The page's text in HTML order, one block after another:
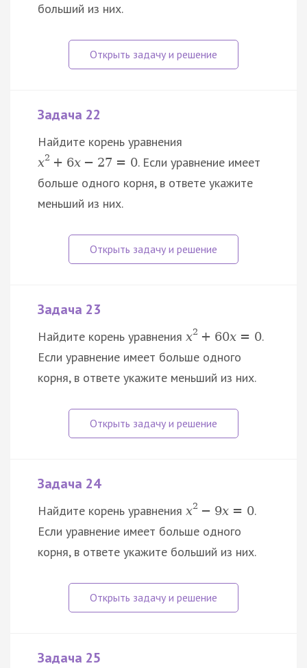
больший из них.
Задача 22
Найдите корень уравнения
x2 + 6x − 27 = 0. Если уравнение имеет
больше одного корня, в ответе укажите
меньший из них.
Задача 23
Найдите корень уравнения x2 + 60x = 0.
Если уравнение имеет больше одного
корня, в ответе укажите меньший из них.
Задача 24
Найдите корень уравнения x2 − 9x = 0.
Если уравнение имеет больше одного
корня, в ответе укажите больший из них.
Задача 25